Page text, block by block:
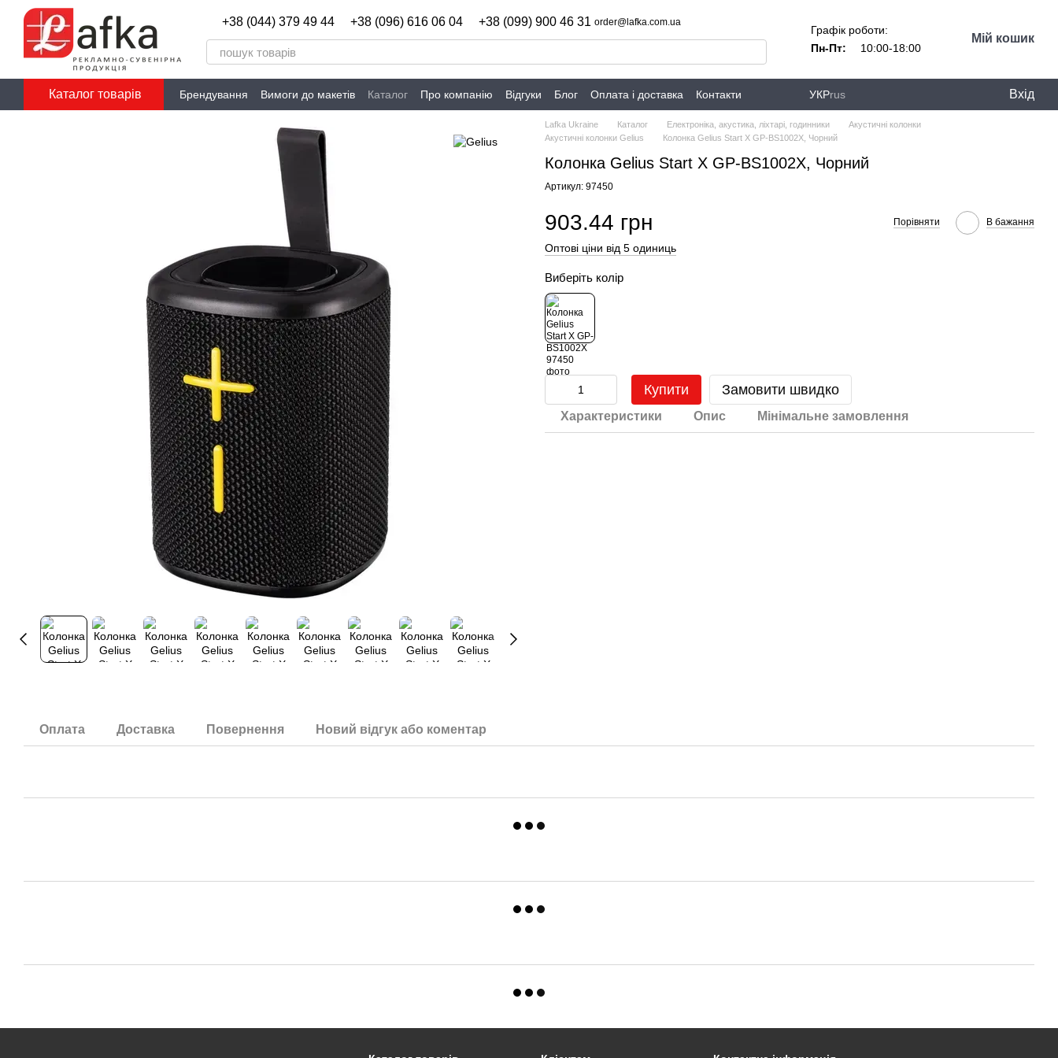
Перейти до основного контенту
+38 (044) 379 49 44 +38 (096) 616 06 04 +38 (099) 900 46 31 order@lafka.com.ua
Графік роботи:
Пн-Пт:
10:00-18:00
Мій кошик
Каталог товарів Брендування Вимоги до макетів Каталог Про компанію Відгуки Блог Оплата і доставка Контакти УКРrus Вхід
Lafka Ukraine Каталог Електроніка, акустика, ліхтарі, годинники
Акустичні колонки
Акустичні колонки Gelius
Колонка Gelius Start X GP-BS1002X, Чорний
Колонка Gelius Start X GP-BS1002X, Чорний
Артикул: 97450
903.44 грн Порівняти В бажання
Оптові ціни від 5 одиниць
Виберіть колір
Купити Замовити швидко
Характеристики Опис Мінімальне замовлення
Оплата Доставка Повернення Новий відгук або коментар